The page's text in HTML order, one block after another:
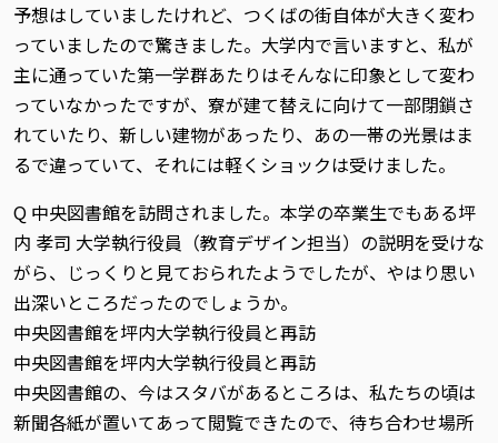
予想はしていましたけれど、つくばの街自体が大きく変わ
っていましたので驚きました。大学内で言いますと、私が
主に通っていた第一学群あたりはそんなに印象として変わ
っていなかったですが、寮が建て替えに向けて一部閉鎖さ
れていたり、新しい建物があったり、あの一帯の光景はま
るで違っていて、それには軽くショックは受けました。
Q 中央図書館を訪問されました。本学の卒業生でもある坪
内 孝司 大学執行役員（教育デザイン担当）の説明を受けな
がら、じっくりと見ておられたようでしたが、やはり思い
出深いところだったのでしょうか。
中央図書館を坪内大学執行役員と再訪
中央図書館を坪内大学執行役員と再訪
中央図書館の、今はスタバがあるところは、私たちの頃は
新聞各紙が置いてあって閲覧できたので、待ち合わせ場所